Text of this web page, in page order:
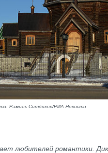
Рамиль Ситдиков/РИА Новости
любителей романтики.